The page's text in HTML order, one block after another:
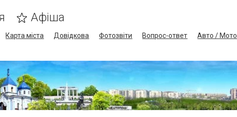
Афіша
Карта міста Довідкова Фотозвіти Вопрос-ответ
Авто / Мото